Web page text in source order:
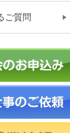
ご質問